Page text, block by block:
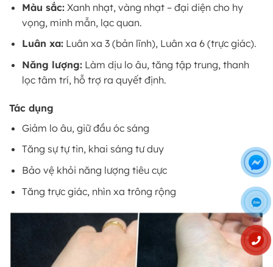
Màu sắc:Xanh nhạt, vàng nhạt – đại diện cho hy
vọng, minh mẫn, lạc quan.
Luân xa:Luân xa 3 (bản lĩnh), Luân xa 6 (trực giác).
Năng lượng:Làm dịu lo âu, tăng tập trung, thanh
lọc tâm trí, hỗ trợ ra quyết định.
Tác dụng
Giảm lo âu, giữ đầu óc sáng
Tăng sự tự tin, khai sáng tư duy
Bảo vệ khỏi năng lượng tiêu cực
Tăng trực giác, nhìn xa trông rộng